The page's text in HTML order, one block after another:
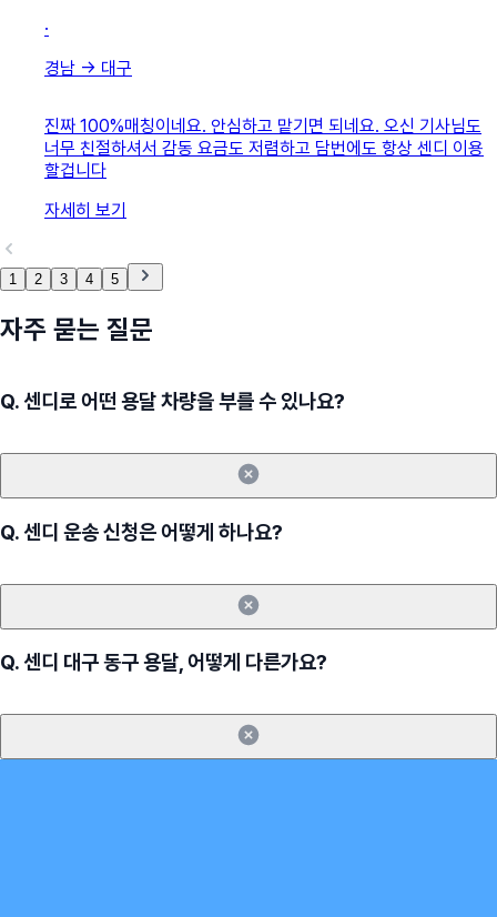
·
경남 → 대구
진짜 100%매칭이네요. 안심하고 맡기면 되네요. 오신 기사님도
너무 친절하셔서 감동 요금도 저렴하고 담번에도 항상 센디 이용
할겁니다
자세히 보기
1 2 3 4 5
자주 묻는 질문
Q.센디로 어떤 용달 차량을 부를 수 있나요?
Q.센디 운송 신청은 어떻게 하나요?
Q.센디 대구 동구 용달, 어떻게 다른가요?